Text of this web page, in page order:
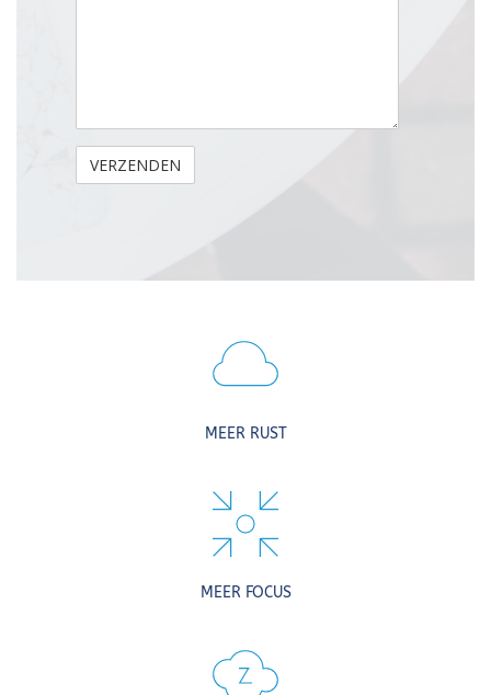
MEER RUST
MEER FOCUS